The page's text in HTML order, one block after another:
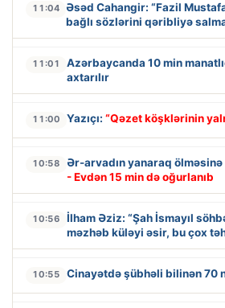
11:04
Əsəd Cahangir: “Fazil
bağlı sözlərini qəribliyə
11:01
Azərbaycanda 10 min
axtarılır
11:00 Yazıçı: “Qəzet köşklərinin
10:58
Ər-arvadın yanaraq
- Evdən 15 min də oğurlanıb
10:56
İlham Əziz: “Şah İsmayıl
məzhəb küləyi əsir, bu çox
10:55 Cinayətdə şübhəli bilinən 70